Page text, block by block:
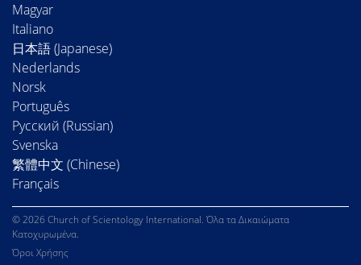
Magyar
Italiano
日本語 (Japanese)
Nederlands
Norsk
Português
Русский (Russian)
Svenska
繁體中文 (Chinese)
Français
© 2026 Church of Scientology International. Όλα τα Δικαιώματα
Κατοχυρωμένα.
Όροι Χρήσης